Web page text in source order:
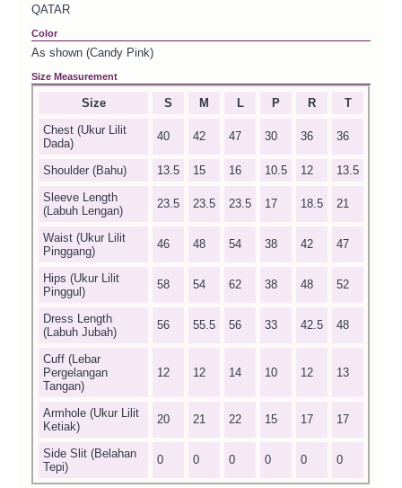
QATAR
Color
As shown (Candy Pink)
Size Measurement
Size S M L P R
T
Chest (Ukur Lilit
Dada)
40 42 47 30 36 36
Shoulder (Bahu) 13.5 15 16 10.5 12
13.5
Sleeve Length
(Labuh Lengan)
23.5 23.5 23.5 17 18.5 21
Waist (Ukur Lilit
Pinggang)
46 48 54 38 42 47
Hips (Ukur Lilit
Pinggul)
58 54 62 38 48 52
Dress Length
(Labuh Jubah)
56 55.5 56 33 42.5 48
Cuff (Lebar
Pergelangan
Tangan)
12 12 14 10 12 13
Armhole (Ukur Lilit
Ketiak)
20 21 22 15 17 17
Side Slit (Belahan
Tepi)
0 0 0 0 0 0